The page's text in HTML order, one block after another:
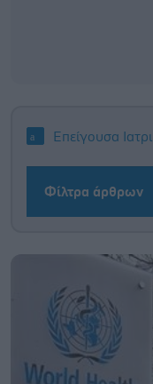
Επείγουσα
Φίλτρα άρθρων